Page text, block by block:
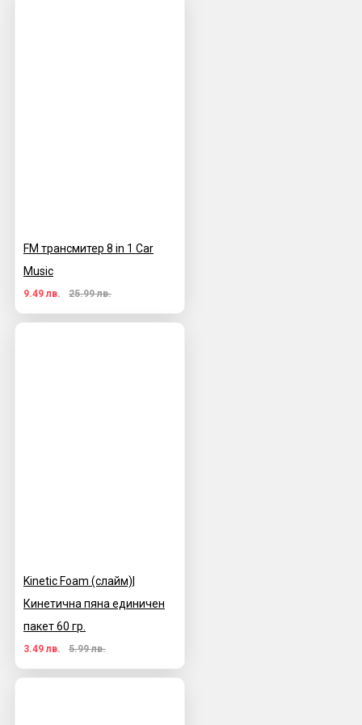
FM трансмитер 8 in 1 Car
Music
9.49 лв. 25.99 лв.
Kinetic Foam (слайм)|
Кинетична пяна единичен
пакет 60 гр.
3.49 лв. 5.99 лв.